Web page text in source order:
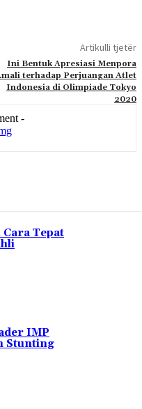
Artikulli tjetër
Ini Bentuk Apresiasi Menpora
terhadap Perjuangan Atlet
Indonesia di Olimpiade Tokyo
2020
-
Tepat
IMP
Stunting